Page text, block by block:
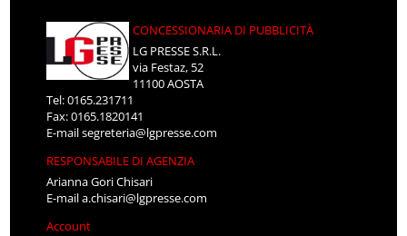
CONCESSIONARIA DI PUBBLICITÀ
LG PRESSE S.R.L.
via Festaz, 52
11100 AOSTA
Tel: 0165.231711
Fax: 0165.1820141
E-mailsegreteria@lgpresse.com
RESPONSABILE DI AGENZIA
Arianna Gori Chisari
E-maila.chisari@lgpresse.com
Account